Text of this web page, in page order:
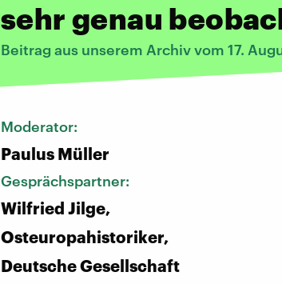
sehr genau
Beitrag aus unserem Archiv vom 17.
Moderator:
Paulus Müller
Gesprächspartner:
Wilfried Jilge,
Osteuropahistoriker,
Deutsche Gesellschaft